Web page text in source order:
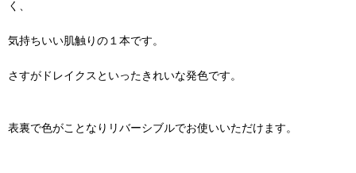
く、
気持ちいい肌触りの１本です。
さすがドレイクスといったきれいな発色です。
表裏で色がことなりリバーシブルでお使いいただけます。